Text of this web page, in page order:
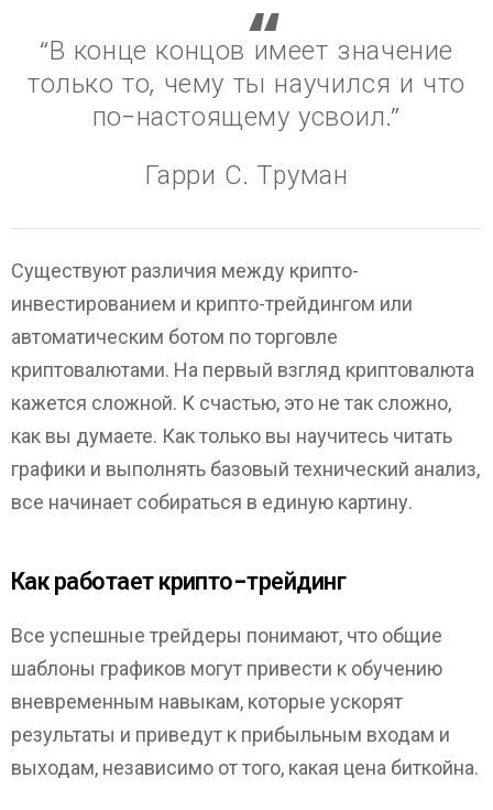
“В конце концов имеет значение
только то, чему ты научился и что
по-настоящему усвоил.”
Гарри С. Труман
Существуют различия между крипто-
инвестированием и крипто-трейдингом или
автоматическим ботом по торговле
криптовалютами. На первый взгляд криптовалюта
кажется сложной. К счастью, это не так сложно,
как вы думаете. Как только вы научитесь читать
графики и выполнять базовый технический анализ,
все начинает собираться в единую картину.
Как работает крипто-трейдинг
Все успешные трейдеры понимают, что общие
шаблоны графиков могут привести к обучению
вневременным навыкам, которые ускорят
результаты и приведут к прибыльным входам и
выходам, независимо от того, какая цена биткойна.